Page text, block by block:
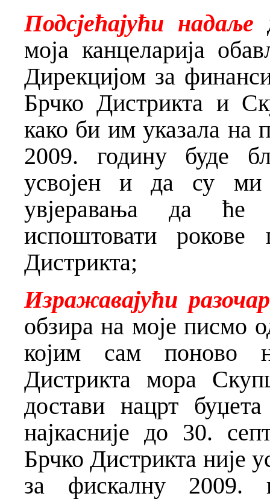
Подсјећајући надаље
моја канцеларија
Дирекцијом за
Брчко Дистрикта и
како би им указала на
2009. годину буде
усвојен и да су ми
увјеравања да ће
испоштовати рокове
Дистрикта;
Изражавајући
обзира на моје писмо
којим сам поново
Дистрикта мора
достави нацрт
најкасније до 30.
Брчко Дистрикта није
за фискалну 2009.